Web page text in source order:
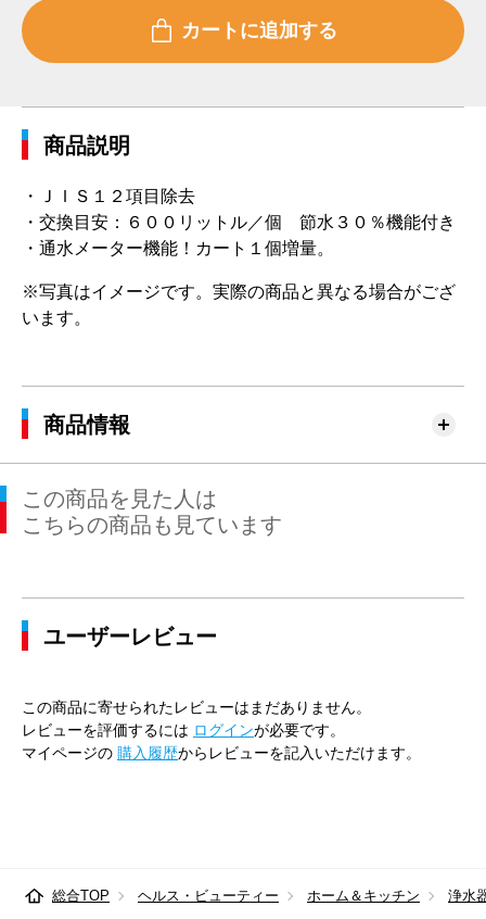
商品説明
・ＪＩＳ１２項目除去
・交換目安：６００リットル／個 節水３０％機能付き
・通水メーター機能！カート１個増量。
※写真はイメージです。実際の商品と異なる場合がござ
います。
商品情報
この商品を見た人は
こちらの商品も見ています
ユーザーレビュー
この商品に寄せられたレビューはまだありません。
レビューを評価するには ログインが必要です。
マイページの 購入履歴からレビューを記入いただけます。
総合TOP ヘルス・ビューティー ホーム＆キッチン 浄水